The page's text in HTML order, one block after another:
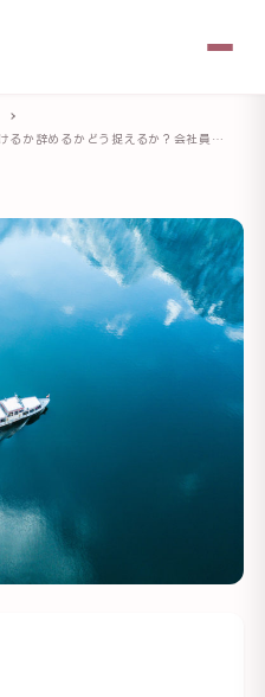
突然に「異動」と言われたとき 仕事を続けるか辞めるかどう捉えるか？会社員35年の私の経験をお伝え